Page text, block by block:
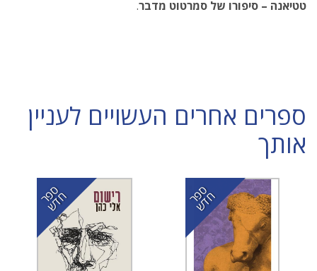
טטיאנה – סיפורו של סמרטוט מדבר.
ספרים אחרים העשויים לעניין
אותך
ס
פ
ר
ח
ד
ש ס
פ
ר
ח
ד
ש